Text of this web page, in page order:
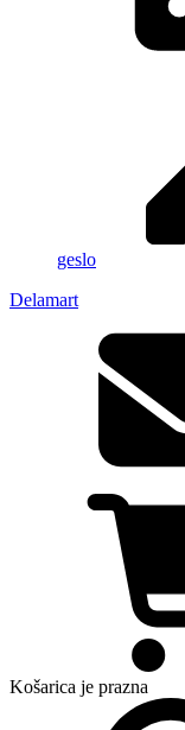
geslo
Delamart
Košarica je prazna